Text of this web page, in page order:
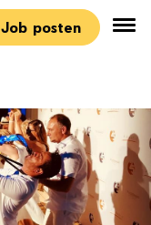
Job posten